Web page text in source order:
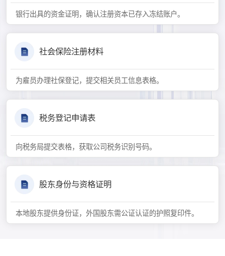
银行出具的资金证明，确认注册资本已存入冻结账户。
社会保险注册材料
为雇员办理社保登记，提交相关员工信息表格。
税务登记申请表
向税务局提交表格，获取公司税务识别号码。
股东身份与资格证明
本地股东提供身份证，外国股东需公证认证的护照复印件。